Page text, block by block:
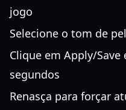
jogo
Selecione o tom de
Clique em Apply/Save
segundos
Renasça para forçar